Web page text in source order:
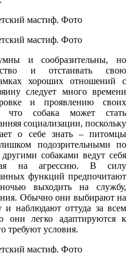
и сообразительны, но
и отстаивать свою
хороших отношений с
следует много времени
и проявлению своих
что собака может стать
социализации, поскольку
о себе знать – питомцы
подозрительными по
собаками ведут себя
на агрессию. В силу
функций предпочитают
выходить на службу,
Обычно они выбирают на
и наблюдают оттуда за всем
они легко адаптируются к
требуют условия.